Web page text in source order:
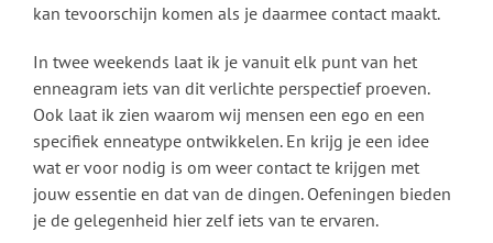
kan tevoorschijn komen als je daarmee contact maakt.
In twee weekends laat ik je vanuit elk punt van het
enneagram iets van dit verlichte perspectief proeven.
Ook laat ik zien waarom wij mensen een ego en een
specifiek enneatype ontwikkelen. En krijg je een idee
wat er voor nodig is om weer contact te krijgen met
jouw essentie en dat van de dingen. Oefeningen bieden
je de gelegenheid hier zelf iets van te ervaren.